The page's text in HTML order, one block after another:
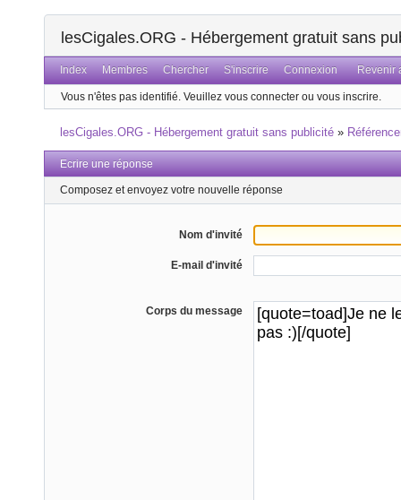
lesCigales.ORG - Hébergement gratuit sans
Index Membres Chercher S'inscrire Connexion Revenir
Vous n'êtes pas identifié. Veuillez vous connecter ou vous inscrire.
lesCigales.ORG - Hébergement gratuit sans publicité »
Ecrire une réponse
Composez et envoyez votre nouvelle réponse
Nom d'invité
E-mail d'invité
Corps du message